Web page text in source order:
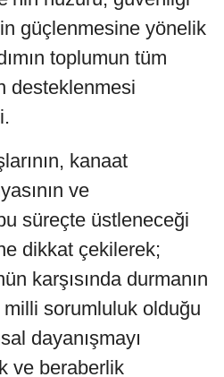
güçlenmesine yönelik
toplumun tüm
desteklenmesi
kanaat
ve
süreçte üstleneceği
dikkat çekilerek;
karşısında durmanın
sorumluluk olduğu
dayanışmayı
ve beraberlik